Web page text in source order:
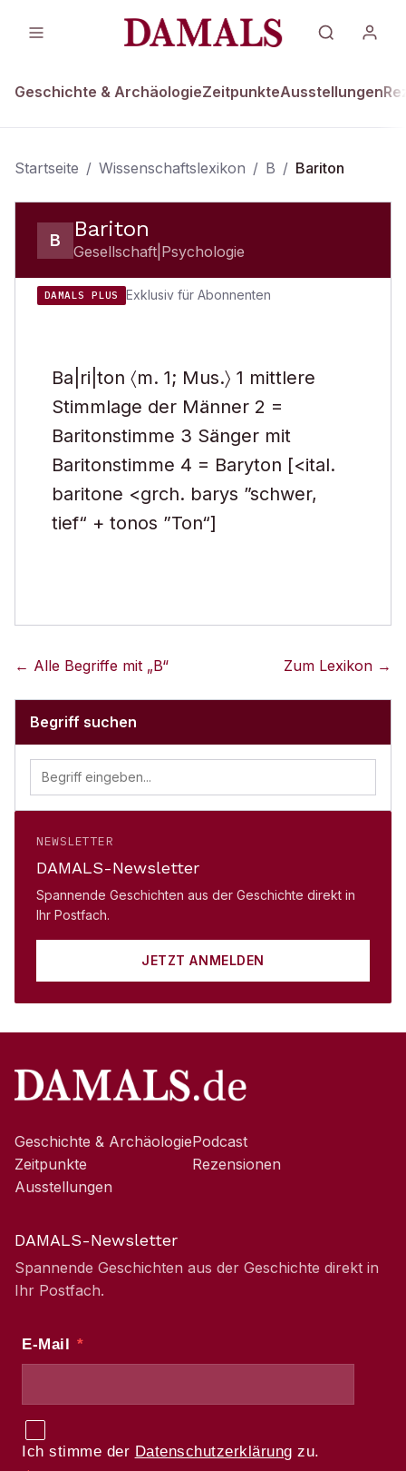
Geschichte & ArchäologieZeitpunkteAusstellungen
Startseite / Wissenschaftslexikon / B / Bariton
B Bariton
Gesellschaft|Psychologie
DAMALS PLUS Exklusiv für Abonnenten
Ba|ri|ton 〈m. 1; Mus.〉 1 mittlere
Stimmlage der Männer 2 =
Baritonstimme 3 Sänger mit
Baritonstimme 4 = Baryton [<ital.
baritone <grch. barys ”schwer,
tief“ + tonos ”Ton“]
← Alle Begriffe mit „B“ Zum Lexikon →
Begriff suchen
NEWSLETTER
DAMALS-Newsletter
Spannende Geschichten aus der Geschichte direkt in
Ihr Postfach.
JETZT ANMELDEN
Geschichte & Archäologie
Zeitpunkte
Ausstellungen
Podcast
Rezensionen
DAMALS-Newsletter
Spannende Geschichten aus der Geschichte direkt in
Ihr Postfach.